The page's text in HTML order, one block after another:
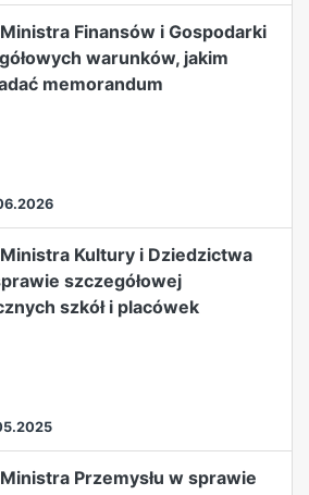
Finansów i Gospodarki
warunków, jakim
memorandum
Kultury i Dziedzictwa
szczegółowej
szkół i placówek
Przemysłu w sprawie